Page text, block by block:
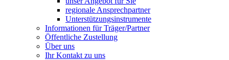
regionale Ansprechpartner
Unterstützungs­instrumente
Informationen für Träger/Partner
Öffentliche Zustellung
Über uns
Ihr Kontakt zu uns